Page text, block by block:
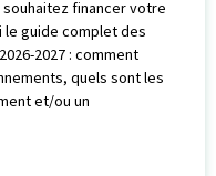
financer votre
le guide complet des
2027 : comment
quels sont les
et/ou un